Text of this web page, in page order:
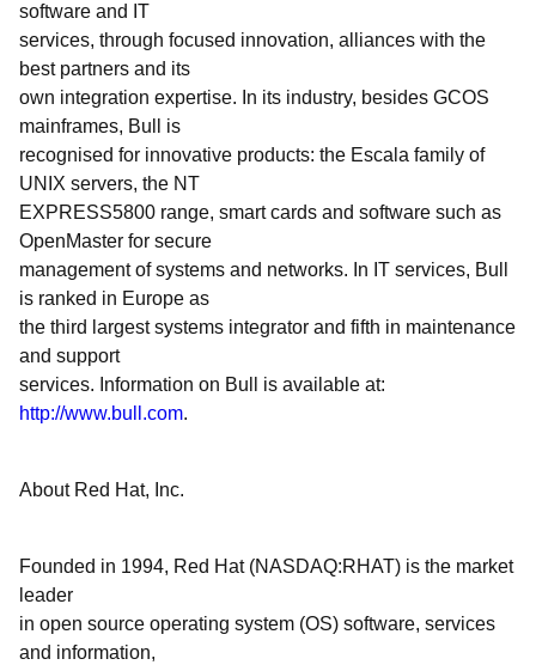
software and IT
services, through focused innovation, alliances with the
best partners and its
own integration expertise. In its industry, besides GCOS
mainframes, Bull is
recognised for innovative products: the Escala family of
UNIX servers, the NT
EXPRESS5800 range, smart cards and software such as
OpenMaster for secure
management of systems and networks. In IT services, Bull
is ranked in Europe as
the third largest systems integrator and fifth in maintenance
and support
services. Information on Bull is available at:
http://www.bull.com.
About Red Hat, Inc.
Founded in 1994, Red Hat (NASDAQ:RHAT) is the market
leader
in open source operating system (OS) software, services
and information,